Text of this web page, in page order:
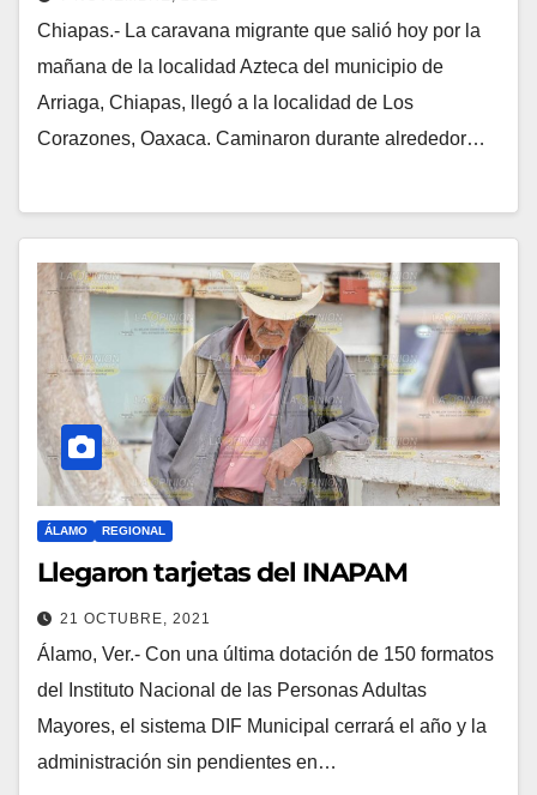
Chiapas.- La caravana migrante que salió hoy por la
mañana de la localidad Azteca del municipio de
Arriaga, Chiapas, llegó a la localidad de Los
Corazones, Oaxaca. Caminaron durante alrededor…
ÁLAMO REGIONAL
Llegaron tarjetas del INAPAM
21 OCTUBRE, 2021
Álamo, Ver.- Con una última dotación de 150 formatos
del Instituto Nacional de las Personas Adultas
Mayores, el sistema DIF Municipal cerrará el año y la
administración sin pendientes en…